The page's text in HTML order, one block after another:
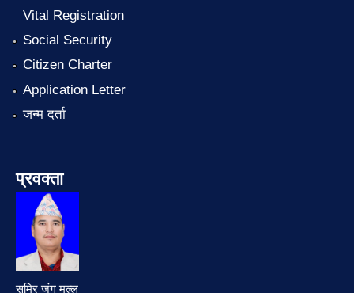
Vital Registration
Social Security
Citizen Charter
Application Letter
जन्म दर्ता
प्रवक्ता
समिर जंग मल्ल